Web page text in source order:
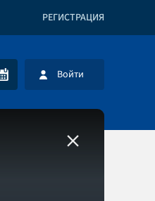
РЕГИСТРАЦИЯ
Войти